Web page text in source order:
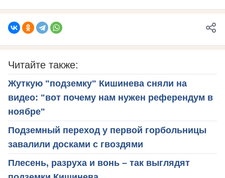
Читайте также:
Жуткую "подземку" Кишинева сняли на
видео: "вот почему нам нужен референдум в
ноябре"
Подземный переход у первой горбольницы
завалили досками с гвоздями
Плесень, разруха и вонь – так выглядят